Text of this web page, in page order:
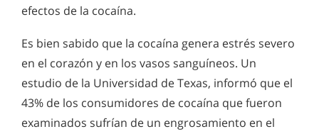
efectos de la cocaína.
Es bien sabido que la cocaína genera estrés severo
en el corazón y en los vasos sanguíneos. Un
estudio de la Universidad de Texas, informó que el
43% de los consumidores de cocaína que fueron
examinados sufrían de un engrosamiento en el